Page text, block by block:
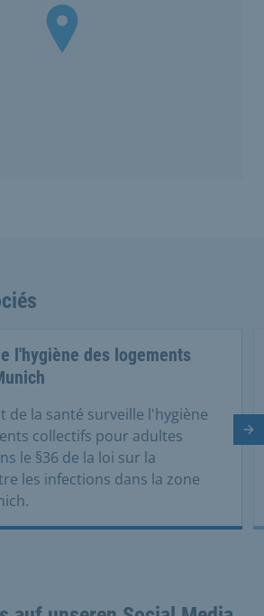
l'hygiène des logements
de la santé surveille l'hygiène
collectifs pour adultes
le §36 de la loi sur la
les infections dans la zone